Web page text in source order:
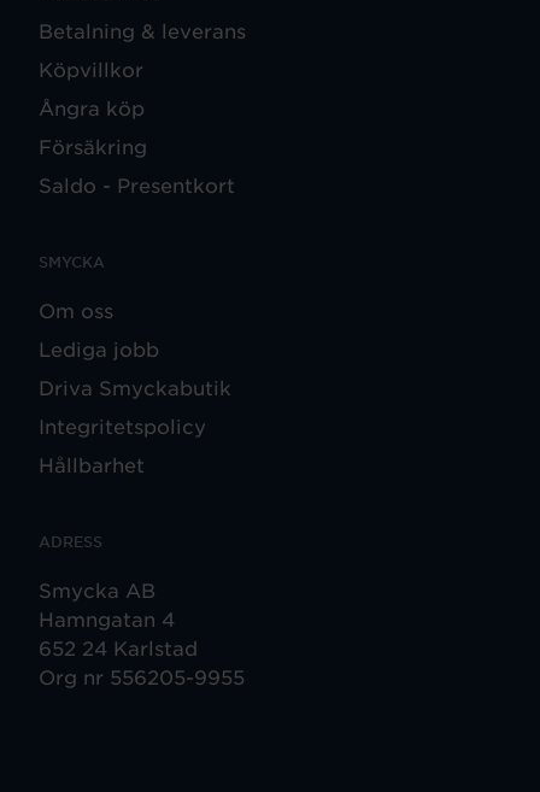
Betalning & leverans
Köpvillkor
Ångra köp
Försäkring
Saldo - Presentkort
SMYCKA
Om oss
Lediga jobb
Driva Smyckabutik
Integritetspolicy
Hållbarhet
ADRESS
Smycka AB
Hamngatan 4
652 24 Karlstad
Org nr 556205-9955